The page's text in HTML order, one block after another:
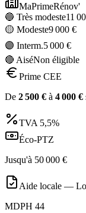
MaPrimeRénov'
🔵 Très modeste11
🟡 Modeste9 000 €
🟣 Interm.5 000 €
🔴 AiséNon éligible
Prime CEE
De 2 500 € à 4 000 €
TVA 5,5%
Éco-PTZ
Jusqu'à 50 000 €
Aide locale —
MDPH 44